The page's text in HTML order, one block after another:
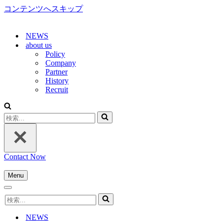
コンテンツへスキップ
NEWS
about us
Policy
Company
Partner
History
Recruit
検
索...
Contact Now
Menu
ナ
ゲ
シ
ナ
ビ
検
索...
NEWS